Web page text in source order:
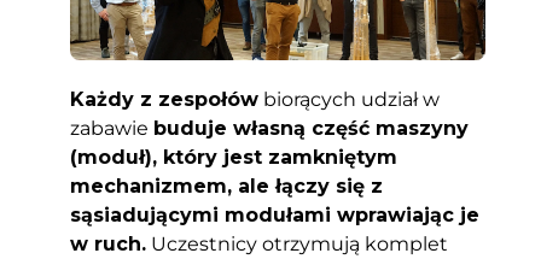
Każdy z zespołów biorących udział w
zabawie buduje własną część maszyny
(moduł), który jest zamkniętym
mechanizmem, ale łączy się z
sąsiadującymi modułami wprawiając je
w ruch. Uczestnicy otrzymują komplet